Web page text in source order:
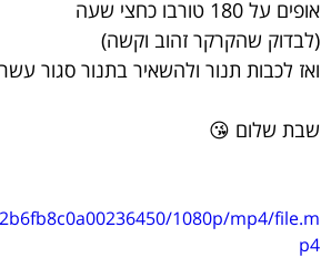
אופים על 180 טורבו כחצי שעה
(לבדוק שהקרקר זהוב וקשה)
ואז לכבות תנור ולהשאיר בתנור סגור
שבת שלום 😘
1080p/mp4/file.m
p4